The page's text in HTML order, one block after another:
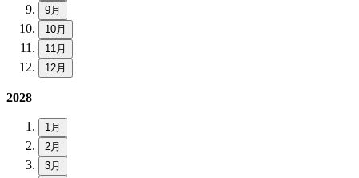
9月
10月
11月
12月
2028
1月
2月
3月